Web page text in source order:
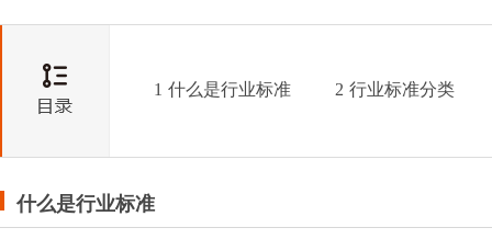
1 什么是行业标准 2 行业标准分类
什么是行业标准